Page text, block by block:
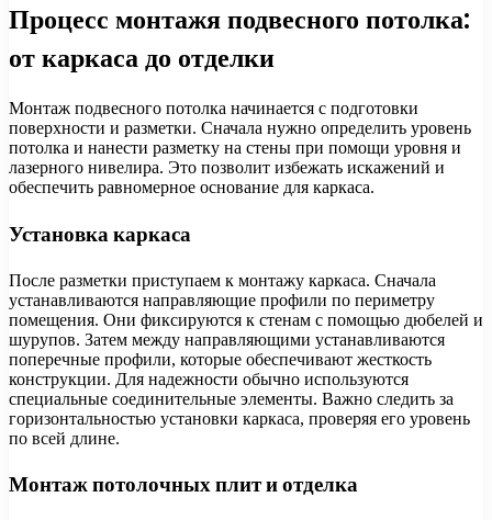
Процесс монтажя подвесного потолка:
от каркаса до отделки
Монтаж подвесного потолка начинается с подготовки
поверхности и разметки. Сначала нужно определить уровень
потолка и нанести разметку на стены при помощи уровня и
лазерного нивелира. Это позволит избежать искажений и
обеспечить равномерное основание для каркаса.
Установка каркаса
После разметки приступаем к монтажу каркаса. Сначала
устанавливаются направляющие профили по периметру
помещения. Они фиксируются к стенам с помощью дюбелей и
шурупов. Затем между направляющими устанавливаются
поперечные профили, которые обеспечивают жесткость
конструкции. Для надежности обычно используются
специальные соединительные элементы. Важно следить за
горизонтальностью установки каркаса, проверяя его уровень
по всей длине.
Монтаж потолочных плит и отделка